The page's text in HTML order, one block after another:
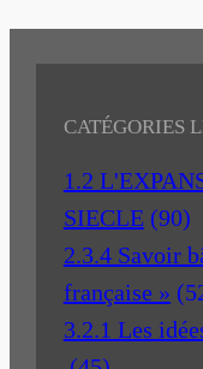
CATÉGORIES
1.2
SIECLE (90)
2.3.4 Savoir
française »
3.2.1 Les